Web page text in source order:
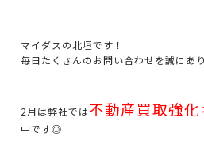
マイダスの北垣です！
毎日たくさんのお問い合わせを誠にあ
2月は弊社では不動産買取強
中です◎